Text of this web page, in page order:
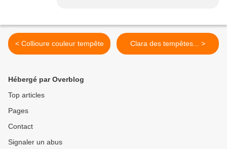
< Collioure couleur tempête Clara des tempêtes... >
Hébergé par Overblog
Top articles
Pages
Contact
Signaler un abus